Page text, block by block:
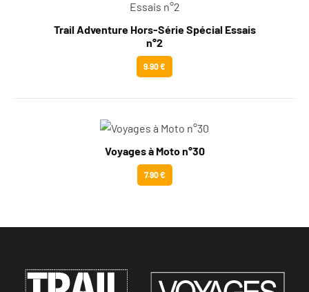
Trail Adventure Hors-Série Spécial Essais
n°2
9.90 €
Voyages à Moto n°30
7.90 €